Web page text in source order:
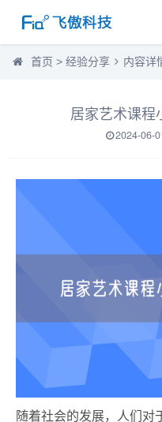
首页 > 经验分享 内容详
居家艺术课程
2024-06-
随着社会的发展，人们对